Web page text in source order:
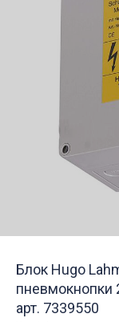
Блок Hugo
пневмокнопки
арт. 7339550